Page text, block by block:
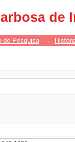
de
de Pesquisa →